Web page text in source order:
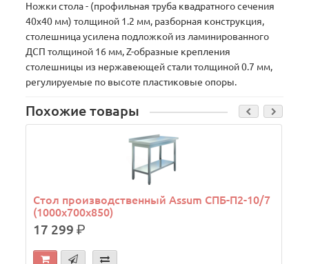
Ножки стола - (профильная труба квадратного сечения
40х40 мм) толщиной 1.2 мм, разборная конструкция,
столешница усилена подложкой из ламинированного
ДСП толщиной 16 мм, Z-образные крепления
столешницы из нержавеющей стали толщиной 0.7 мм,
регулируемые по высоте пластиковые опоры.
Похожие товары
Стол производственный Assum СПБ-П2-10/7
(1000х700х850)
17 299р.